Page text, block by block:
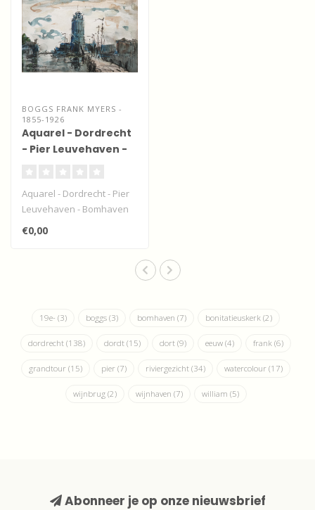
BOGGS FRANK MYERS -
1855-1926
Aquarel - Dordrecht
- Pier Leuvehaven -
Aquarel - Dordrecht - Pier
Leuvehaven - Bomhaven
en Grote kerk. Vaste
collectie..
€0,00
19e- (3) boggs (3) bomhaven (7) bonitatieuskerk (2)
dordrecht (138) dordt (15) dort (9) eeuw (4) frank (6)
grandtour (15) pier (7) riviergezicht (34) watercolour (17)
wijnbrug (2) wijnhaven (7) william (5)
Abonneer je op onze nieuwsbrief